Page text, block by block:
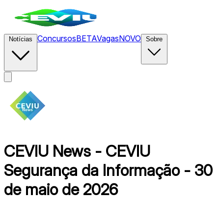
ConcursosBETAVagasNOVO
CEVIU News - CEVIU
Segurança da Informação - 30
de maio de 2026